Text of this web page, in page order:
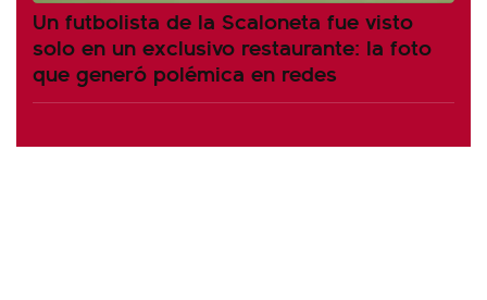
Un futbolista de la Scaloneta fue visto
solo en un exclusivo restaurante: la foto
que generó polémica en redes